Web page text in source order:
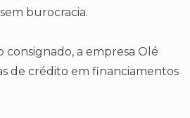
burocracia.
a empresa Olé
de crédito em financiamentos